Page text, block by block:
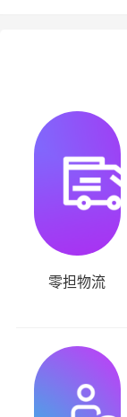
零担物流